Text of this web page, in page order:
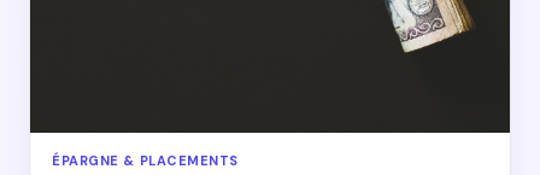
ÉPARGNE & PLACEMENTS